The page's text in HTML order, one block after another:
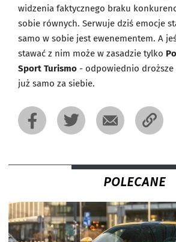
widzenia faktycznego braku
sobie równych. Serwuje dziś emocje
samo w sobie jest ewenementem. A
stawać z nim może w zasadzie tylko
Sport Turismo - odpowiednio
już samo za siebie.
POLECANE